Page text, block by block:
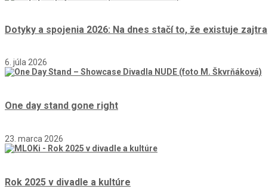
Dotyky a spojenia 2026: Na dnes stačí to, že existuje zajtra
6. júla 2026
One day stand gone right
23. marca 2026
Rok 2025 v divadle a kultúre